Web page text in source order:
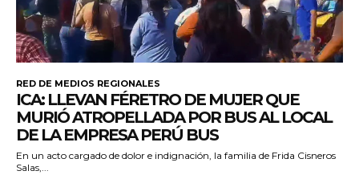
RED DE MEDIOS REGIONALES
ICA: LLEVAN FÉRETRO DE MUJER QUE
MURIÓ ATROPELLADA POR BUS AL LOCAL
DE LA EMPRESA PERÚ BUS
En un acto cargado de dolor e indignación, la familia de Frida Cisneros
Salas,...